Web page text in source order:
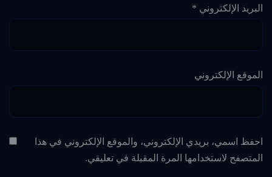
البريد الإلكتروني *
الموقع الإلكتروني
احفظ اسمي، بريدي الإلكتروني، والموقع الإلكتروني في هذا
المتصفح لاستخدامها المرة المقبلة في تعليقي.